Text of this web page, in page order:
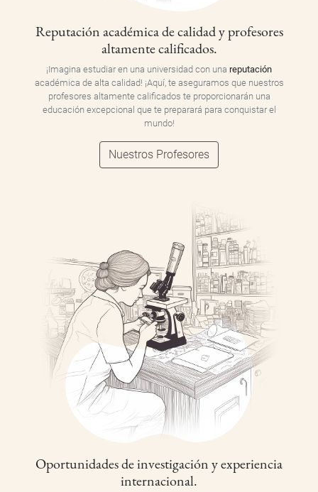
Reputación académica de calidad y profesores
altamente calificados.
¡Imagina estudiar en una universidad con una reputación
académica de alta calidad! ¡Aquí, te aseguramos que nuestros
profesores altamente calificados te proporcionarán una
educación excepcional que te preparará para conquistar el
mundo!
Nuestros Profesores
Oportunidades de investigación y experiencia
internacional.